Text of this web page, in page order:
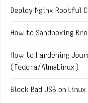
Deploy Nginx Rootful
How to Sandboxing
How to Hardening
(Fedora/AlmaLinux)
Block Bad USB on